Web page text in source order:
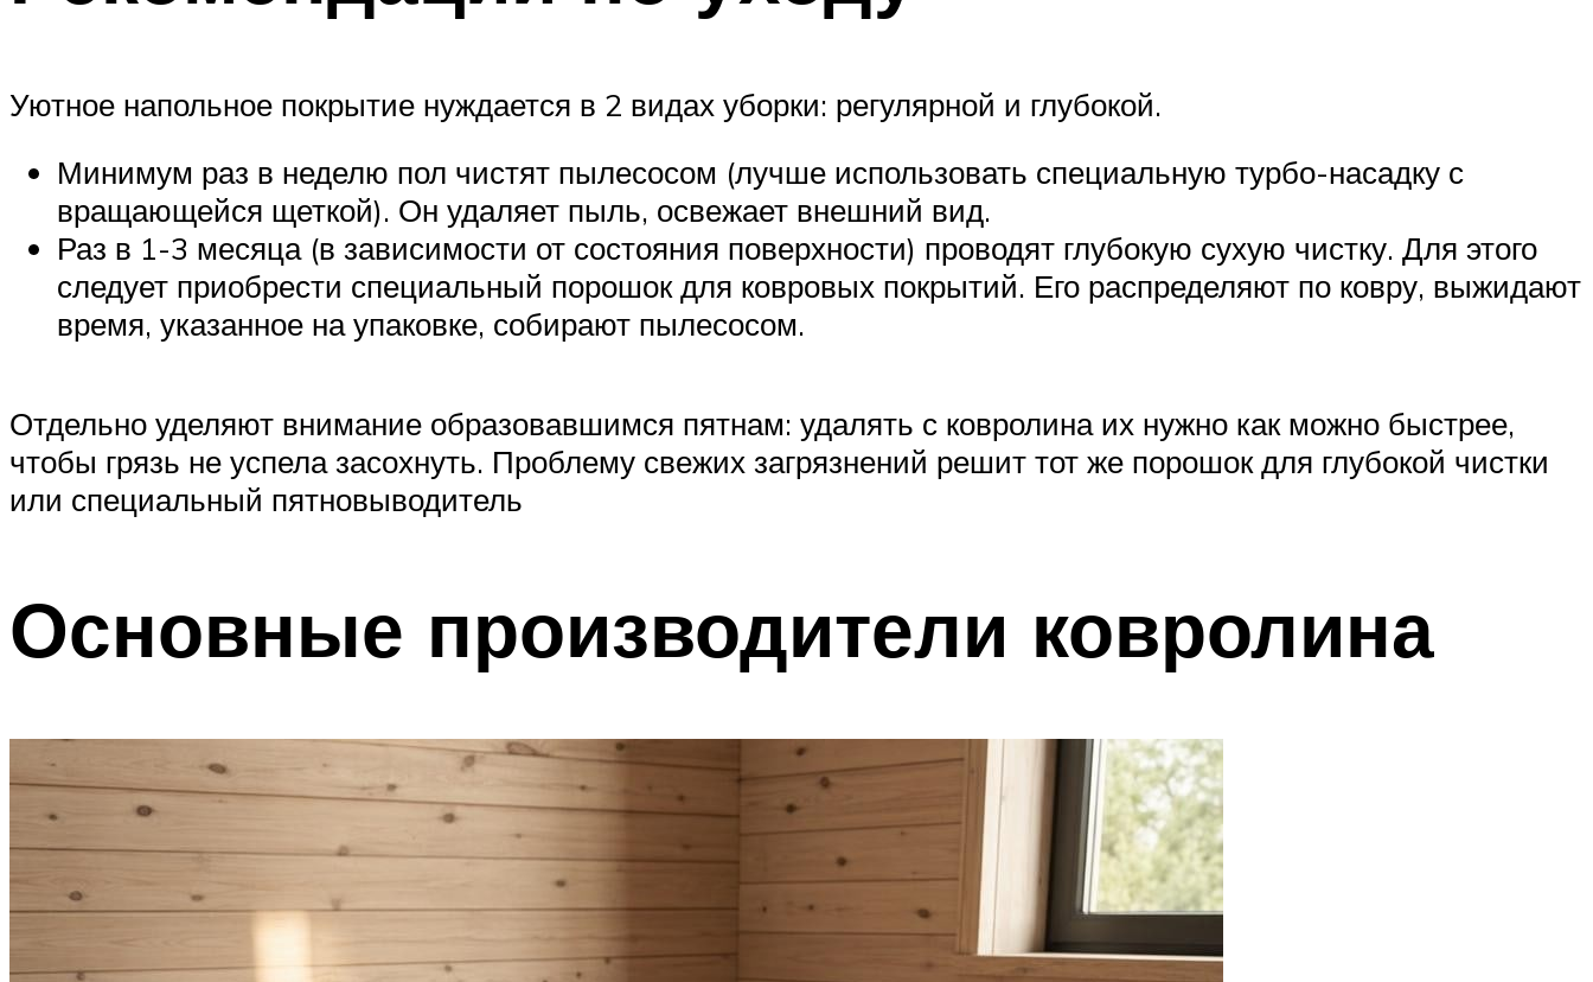
Уютное напольное покрытие нуждается в 2 видах уборки: регулярной и глубокой.
Минимум раз в неделю пол чистят пылесосом (лучше использовать специальную турбо-насадку с
вращающейся щеткой). Он удаляет пыль, освежает внешний вид.
Раз в 1-3 месяца (в зависимости от состояния поверхности) проводят глубокую сухую чистку. Для этого
следует приобрести специальный порошок для ковровых покрытий. Его распределяют по ковру, выжидают
время, указанное на упаковке, собирают пылесосом.
Отдельно уделяют внимание образовавшимся пятнам: удалять с ковролина их нужно как можно быстрее,
чтобы грязь не успела засохнуть. Проблему свежих загрязнений решит тот же порошок для глубокой чистки
или специальный пятновыводитель
Основные производители ковролина